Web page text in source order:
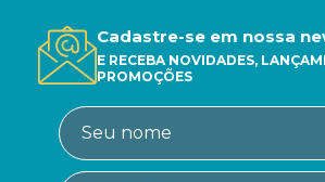
Cadastre-se em nossa
E RECEBA NOVIDADES,
PROMOÇÕES